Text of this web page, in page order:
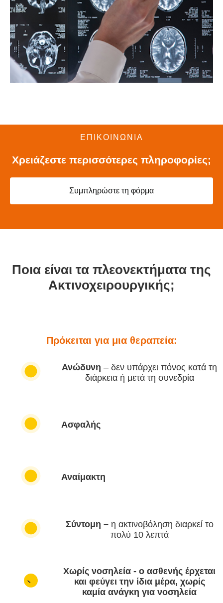
ΕΠΙΚΟΙΝΩΝΙΑ
Χρειάζεστε περισσότερες πληροφορίες;
Συμπληρώστε τη φόρμα
Ποια είναι τα πλεονεκτήματα της
Ακτινοχειρουργικής;
Πρόκειται για μια θεραπεία:
Ανώδυνη – δεν υπάρχει πόνος κατά τη
διάρκεια ή μετά τη συνεδρία
Ασφαλής
Αναίμακτη
Σύντομη – η ακτινοβόληση διαρκεί το
πολύ 10 λεπτά
Χωρίς νοσηλεία - ο ασθενής έρχεται
και φεύγει την ίδια μέρα, χωρίς
καμία ανάγκη για νοσηλεία